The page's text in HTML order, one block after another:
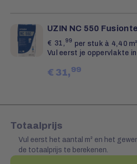
UZIN NC 550
€ 31,99 per stuk à 4,40
Vul eerst je oppervlakte
€ 31,99
Totaalprijs
Vul eerst het aantal m² en het
de totaalprijs te berekenen.